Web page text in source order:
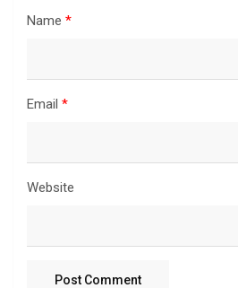
Name *
Email *
Website